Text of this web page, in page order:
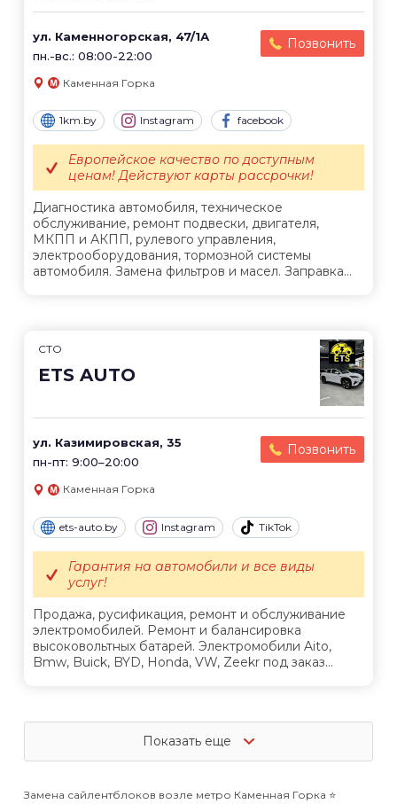
ул. Каменногорская, 47/1А
пн.-вс.: 08:00-22:00
Позвонить
Каменная Горка
1km.by Instagram facebook
Диагностика автомобиля, техническое
обслуживание, ремонт подвески, двигателя,
МКПП и АКПП, рулевого управления,
электрооборудования, тормозной системы
автомобиля. Замена фильтров и масел. Заправка...
Европейское качество по доступным
ценам! Действуют карты рассрочки!
СТО
ETS AUTO
ул. Казимировская, 35
пн-пт: 9:00–20:00
Позвонить
Каменная Горка
ets-auto.by Instagram TikTok
Продажа, русификация, ремонт и обслуживание
электромобилей. Ремонт и балансировка
высоковольтных батарей. Электромобили Aito,
Bmw, Buick, BYD, Honda, VW, Zeekr под заказ...
Гарантия на автомобили и все виды
услуг!
Показать еще
Замена сайлентблоков возле метро Каменная Горка ⭐️